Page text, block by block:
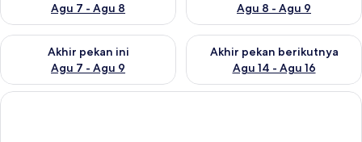
Agu 7 - Agu 8
Agu 8 - Agu 9
Akhir pekan ini
Agu 7 - Agu 9
Periksa ketersediaan untuk akhir pekan ini Agu 7 - Agu 9
Akhir pekan berikutnya
Agu 14 - Agu 16
Periksa ketersediaan untuk